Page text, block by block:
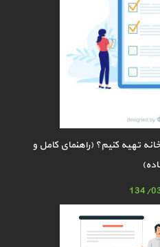
تهیه کنیم؟ (راهنمای کامل و
134/